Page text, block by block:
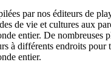
par nos éditeurs de
de vie et cultures aux
entier. De nombreuses
à différents endroits pour
entier.